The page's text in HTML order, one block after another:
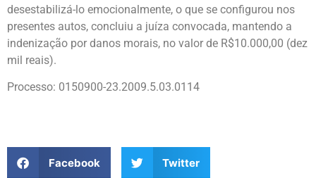
desestabilizá-lo emocionalmente, o que se configurou nos
presentes autos, concluiu a juíza convocada, mantendo a
indenização por danos morais, no valor de R$10.000,00 (dez
mil reais).
Processo: 0150900-23.2009.5.03.0114
Facebook Twitter